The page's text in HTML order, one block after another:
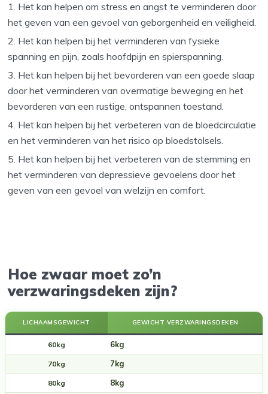
Het kan helpen om stress en angst te verminderen door
het geven van een gevoel van geborgenheid en veiligheid.
Het kan helpen bij het verminderen van fysieke
spanning en pijn, zoals hoofdpijn en spierspanning.
Het kan helpen bij het bevorderen van een goede slaap
door het verminderen van overmatige beweging en het
bevorderen van een rustige, ontspannen toestand.
Het kan helpen bij het verbeteren van de bloedcirculatie
en het verminderen van het risico op bloedstolsels.
Het kan helpen bij het verbeteren van de stemming en
het verminderen van depressieve gevoelens door het
geven van een gevoel van welzijn en comfort.
Hoe zwaar moet zo’n
verzwaringsdeken zijn?
LICHAAMSGEWICHT GEWICHT VERZWARINGSDEKEN
60kg 6kg
70kg 7kg
80kg 8kg